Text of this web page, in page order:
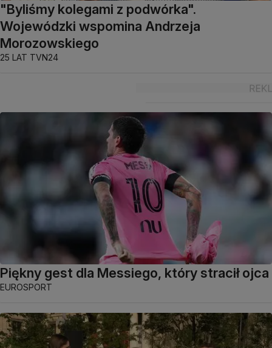
"Byliśmy kolegami z podwórka".
Wojewódzki wspomina Andrzeja
Morozowskiego
25 LAT TVN24
Piękny gest dla Messiego, który stracił ojca
EUROSPORT